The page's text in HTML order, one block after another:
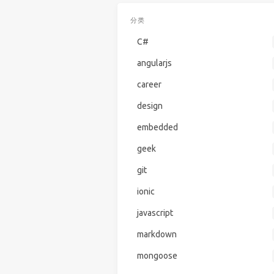
分类
C#
angularjs
career
design
embedded
geek
git
ionic
javascript
markdown
mongoose